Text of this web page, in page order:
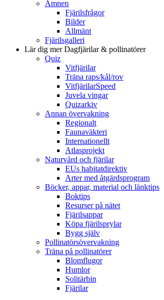
Ämnen
Fjärilsfrågor
Bilder
Allmänt
Fjärilsgalleri
Lär dig merDagfjärilar & pollinatörer
Quiz
Vitfjärilar
Träna raps/kål/rov
VitfjärilarSpeed
Juvela vingar
Quizarkiv
Annan övervakning
Regionalt
Faunaväkteri
Internationellt
Atlasprojekt
Naturvård och fjärilar
EUs habitatdirektiv
Arter med åtgärdsprogram
Böcker, appar, material och länktips
Boktips
Resurser på nätet
Fjärilsappar
Köpa fjärilsprylar
Bygg själv
Pollinatörsövervakning
Träna på pollinatörer
Blomflugor
Humlor
Solitärbin
Fjärilar